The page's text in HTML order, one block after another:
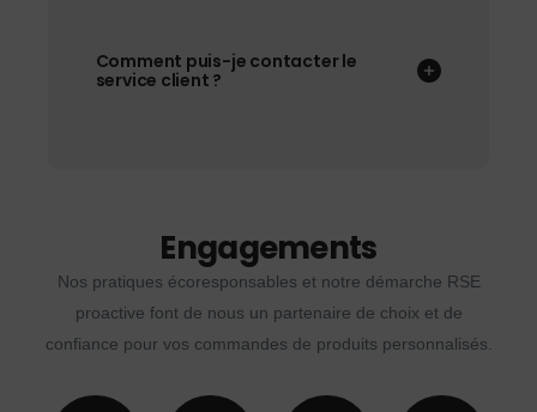
Comment puis-je contacter le
service client ?
Engagements
Nos pratiques écoresponsables et notre démarche RSE
proactive font de nous un partenaire de choix et de
confiance pour vos commandes de produits personnalisés.